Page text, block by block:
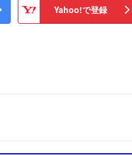
Yahoo!で登録